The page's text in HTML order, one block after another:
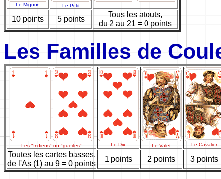
Le Mignon Le Petit
10 points 5 points
Tous les atouts,
du 2 au 21 = 0 points
Les Familles de
Les "Indiens" ou "gueilles" Le Dix Le Valet Le Cavalier
Toutes les cartes basses,
de l'As (1) au 9 = 0 points
1 points 2 points 3 points